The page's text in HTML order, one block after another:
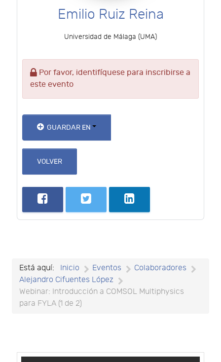
Emilio Ruiz Reina
Universidad de Málaga (UMA)
Por favor, identifíquese para inscribirse a
este evento
GUARDAR EN
VOLVER
Está aquí: Inicio Eventos
Colaboradores
Alejandro Cifuentes López
Webinar: Introducción a COMSOL Multiphysics
para FYLA (1 de 2)